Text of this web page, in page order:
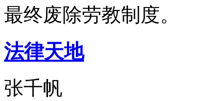
最终废除劳教制度。
法律天地
张千帆